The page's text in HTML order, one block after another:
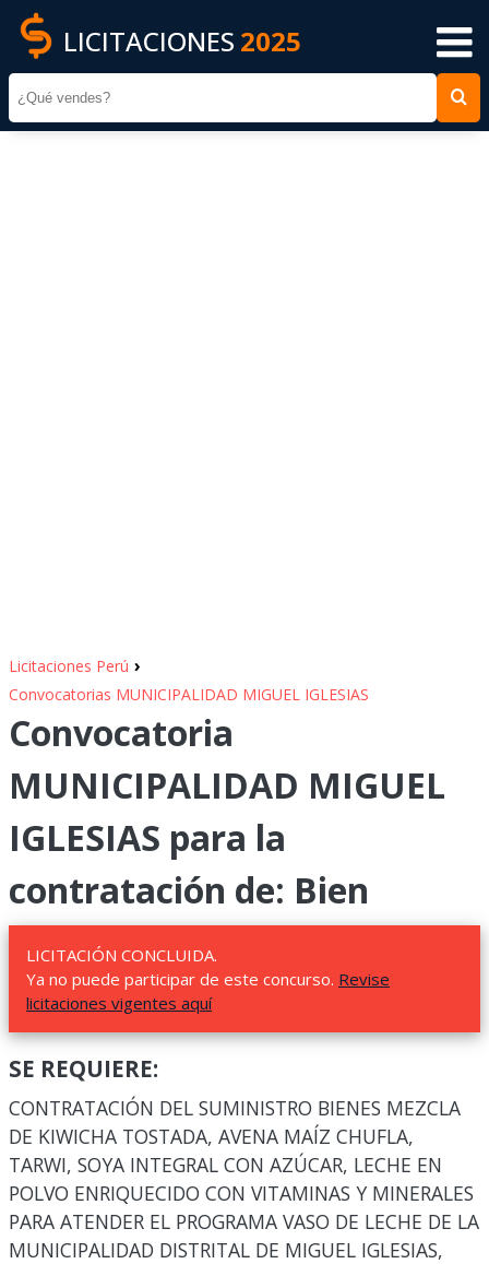
LICITACIONES 2025
Licitaciones Perú ›
Convocatorias MUNICIPALIDAD MIGUEL IGLESIAS
Convocatoria
MUNICIPALIDAD MIGUEL
IGLESIAS para la
contratación de: Bien
LICITACIÓN CONCLUIDA.
Ya no puede participar de este concurso. Revise
licitaciones vigentes aquí
SE REQUIERE:
CONTRATACIÓN DEL SUMINISTRO BIENES MEZCLA
DE KIWICHA TOSTADA, AVENA MAÍZ CHUFLA,
TARWI, SOYA INTEGRAL CON AZÚCAR, LECHE EN
POLVO ENRIQUECIDO CON VITAMINAS Y MINERALES
PARA ATENDER EL PROGRAMA VASO DE LECHE DE LA
MUNICIPALIDAD DISTRITAL DE MIGUEL IGLESIAS,